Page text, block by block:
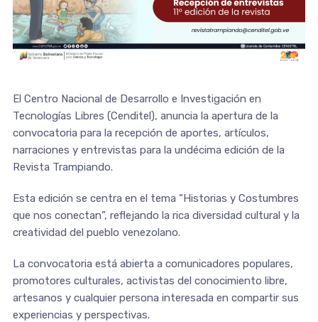
El Centro Nacional de Desarrollo e Investigación en
Tecnologías Libres (Cenditel), anuncia la apertura de la
convocatoria para la recepción de aportes, artículos,
narraciones y entrevistas para la undécima edición de la
Revista Trampiando.
Esta edición se centra en el tema “Historias y Costumbres
que nos conectan”, reflejando la rica diversidad cultural y la
creatividad del pueblo venezolano.
La convocatoria está abierta a comunicadores populares,
promotores culturales, activistas del conocimiento libre,
artesanos y cualquier persona interesada en compartir sus
experiencias y perspectivas.